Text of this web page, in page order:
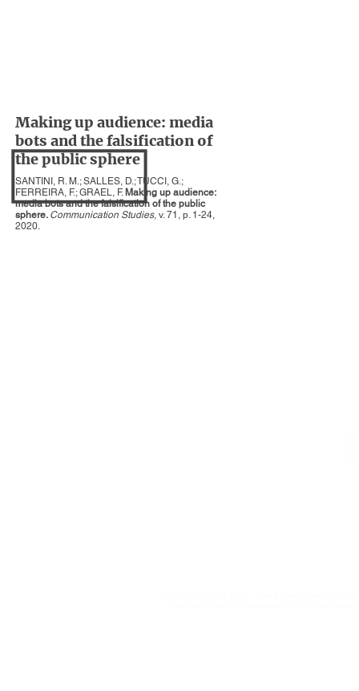
Making up audience: media
bots and the falsification of
the public sphere
SANTINI, R. M.; SALLES, D.; TUCCI, G.;
FERREIRA, F.; GRAEL, F. Making up audience:
media bots and the falsification of the public
sphere. Communication Studies, v. 71, p. 1-24,
2020.